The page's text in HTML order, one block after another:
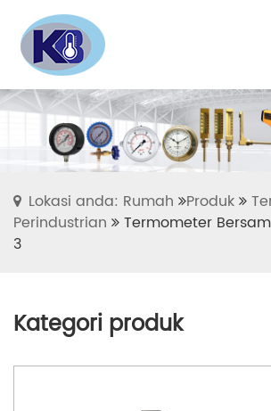
Lokasi anda: Rumah Produk
Perindustrian
Termometer
3
Kategori produk